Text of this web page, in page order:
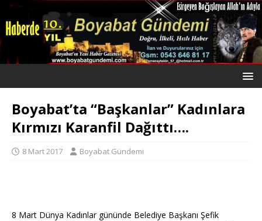
Boyabat’ta “Başkanlar” Kadınlara
Kırmızı Karanfil Dağıttı….
8 Mart 2017 Boyabat Gündemi
8 Mart Dünya Kadınlar gününde Belediye Başkanı Şefik